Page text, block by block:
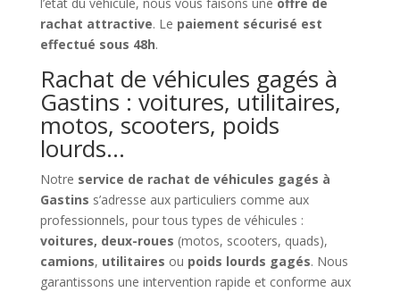
rachat attractive. Le paiement sécurisé est
effectué sous 48h.
Rachat de véhicules gagés à
Gastins : voitures, utilitaires,
motos, scooters, poids
lourds…
Notre service de rachat de véhicules gagés à
Gastins s’adresse aux particuliers comme aux
professionnels, pour tous types de véhicules :
voitures, deux-roues (motos, scooters, quads),
camions, utilitaires ou poids lourds gagés. Nous
garantissons une intervention rapide et conforme aux